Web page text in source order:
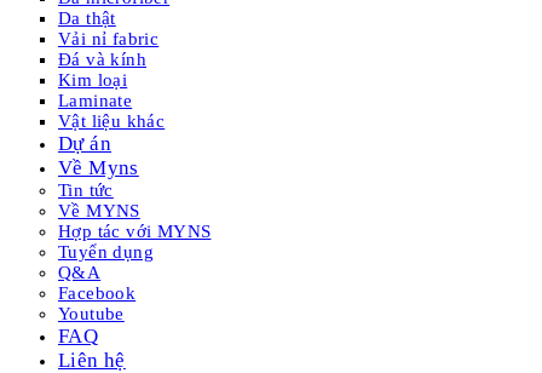
Da thật
Vải nỉ fabric
Đá và kính
Kim loại
Laminate
Vật liệu khác
Dự án
Về Myns
Tin tức
Về MYNS
Hợp tác với MYNS
Tuyển dụng
Q&A
Facebook
Youtube
FAQ
Liên hệ